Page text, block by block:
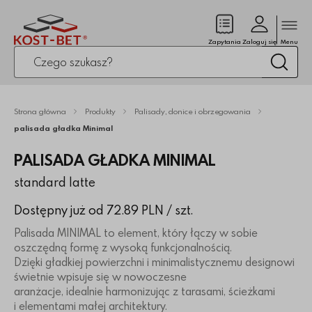
Po kliknięciu przycisku fraza zostanie wyszukana
Zapytania
(pusty)Zaloguj się Menu
Strona główna Produkty
Palisady, donice i obrzegowania
palisada gładka Minimal
PALISADA GŁADKA MINIMAL
standard latte
Dostępny już od 72.89 PLN / szt.
Palisada MINIMAL to element, który łączy w sobie
oszczędną formę z wysoką funkcjonalnością.
Dzięki gładkiej powierzchni i minimalistycznemu designowi
świetnie wpisuje się w nowoczesne
aranżacje, idealnie harmonizując z tarasami, ścieżkami
i elementami małej architektury.